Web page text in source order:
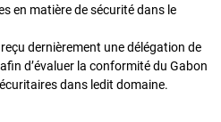
en matière de sécurité dans le
dernièrement une délégation de
d’évaluer la conformité du Gabon
dans ledit domaine.